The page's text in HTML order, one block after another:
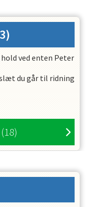
ved enten Peter
du går til ridning